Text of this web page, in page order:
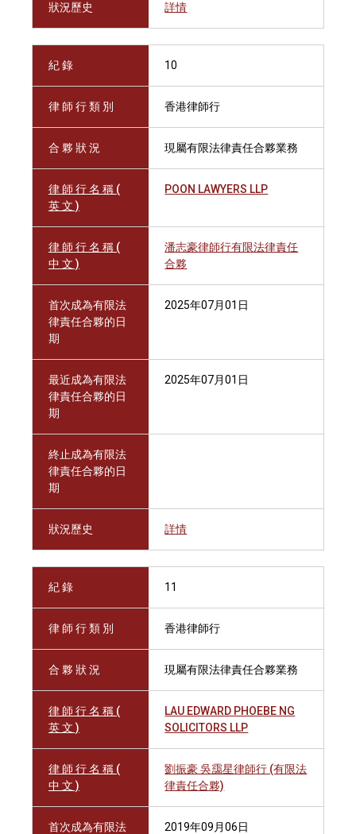
狀況歷史 詳情
紀 錄 10
律 師 行 類 別 香港律師行
合 夥 狀 況 現屬有限法律責任合夥業務
律 師 行 名 稱 (
英 文 )
POON LAWYERS LLP
律 師 行 名 稱 (
中 文 )
潘志豪律師行有限法律責任
合夥
首次成為有限法
律責任合夥的日
期
2025年07月01日
最近成為有限法
律責任合夥的日
期
2025年07月01日
終止成為有限法
律責任合夥的日
期
狀況歷史 詳情
紀 錄 11
律 師 行 類 別 香港律師行
合 夥 狀 況 現屬有限法律責任合夥業務
律 師 行 名 稱 (
英 文 )
LAU EDWARD PHOEBE NG
SOLICITORS LLP
律 師 行 名 稱 (
中 文 )
劉振豪 吳靄星律師行 (有限法
律責任合夥)
首次成為有限法
2019年09月06日